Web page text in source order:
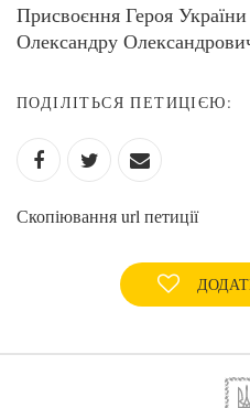
Присвоєння Героя
Олександру
ПОДІЛІТЬСЯ ПЕТИЦІЄЮ:
Скопіювання url петиції